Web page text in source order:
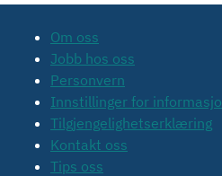
Om oss
Jobb hos oss
Personvern
Innstillinger for
Tilgjengelighetserklæring
Kontakt oss
Tips oss